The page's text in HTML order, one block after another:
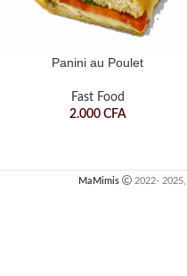
Panini au Poulet
Fast Food
2.000 CFA
MaMimis 2022- 2025,